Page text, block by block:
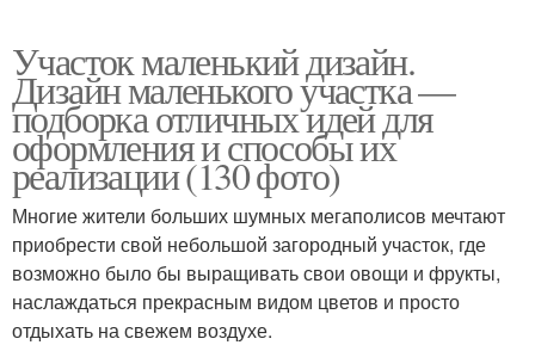
Участок маленький дизайн.
Дизайн маленького участка —
подборка отличных идей для
оформления и способы их
реализации (130 фото)
Многие жители больших шумных мегаполисов мечтают
приобрести свой небольшой загородный участок, где
возможно было бы выращивать свои овощи и фрукты,
наслаждаться прекрасным видом цветов и просто
отдыхать на свежем воздухе.